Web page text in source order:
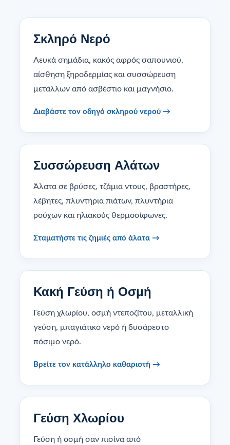
Σκληρό Νερό
Λευκά σημάδια, κακός αφρός σαπουνιού,
αίσθηση ξηροδερμίας και συσσώρευση
μετάλλων από ασβέστιο και μαγνήσιο.
Διαβάστε τον οδηγό σκληρού νερού →
Συσσώρευση Αλάτων
Άλατα σε βρύσες, τζάμια ντους, βραστήρες,
λέβητες, πλυντήρια πιάτων, πλυντήρια
ρούχων και ηλιακούς θερμοσίφωνες.
Σταματήστε τις ζημιές από άλατα →
Κακή Γεύση ή Οσμή
Γεύση χλωρίου, οσμή ντεποζίτου, μεταλλική
γεύση, μπαγιάτικο νερό ή δυσάρεστο
πόσιμο νερό.
Βρείτε τον κατάλληλο καθαριστή →
Γεύση Χλωρίου
Γεύση ή οσμή σαν πισίνα από